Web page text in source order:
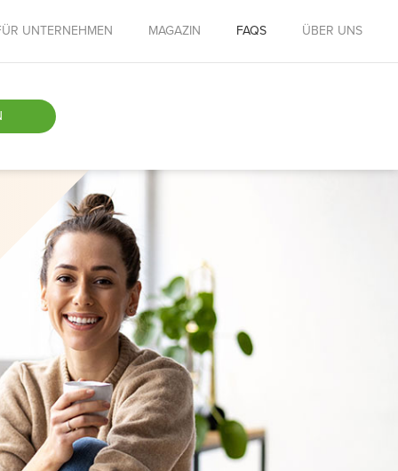
UNTERNEHMEN MAGAZIN FAQS ÜBER UNS